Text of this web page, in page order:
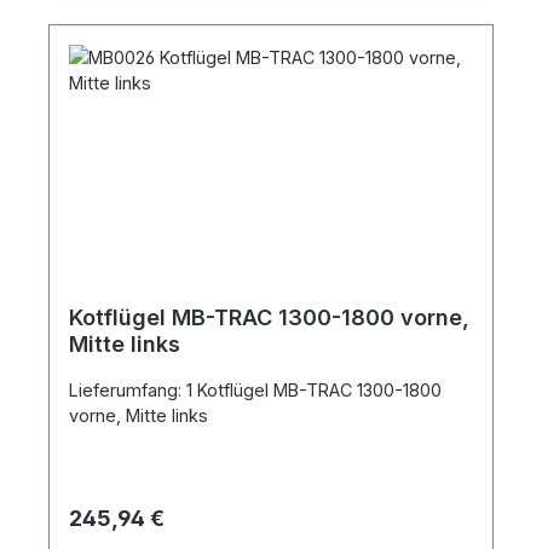
Kotflügel MB-TRAC 1300-1800 vorne,
Mitte links
Lieferumfang: 1 Kotflügel MB-TRAC 1300-1800
vorne, Mitte links
Regulärer Preis:
245,94 €